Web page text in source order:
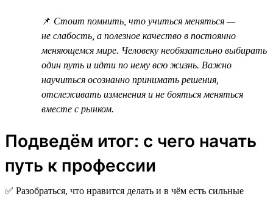
📌 Стоит помнить, что учиться меняться —
не слабость, а полезное качество в постоянно
меняющемся мире. Человеку необязательно выбирать
один путь и идти по нему всю жизнь. Важно
научиться осознанно принимать решения,
отслеживать изменения и не бояться меняться
вместе с рынком.
Подведём итог: с чего начать
путь к профессии
✅ Разобраться, что нравится делать и в чём есть сильные